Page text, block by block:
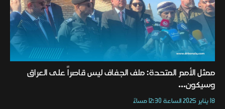
ممثل الأمم المتحدة: ملف الجفاف ليس قاصراً على العراق
وسيكون...
18 يناير 2025 الساعة 12:30 مساءً